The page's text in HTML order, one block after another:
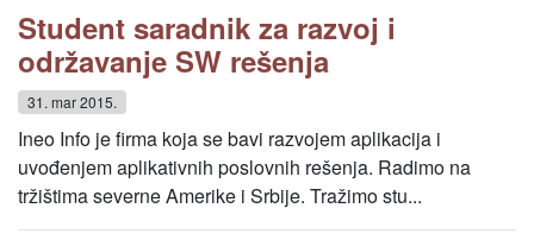
Student saradnik za razvoj i
održavanje SW rešenja
31. mar 2015.
Ineo Info je firma koja se bavi razvojem aplikacija i
uvođenjem aplikativnih poslovnih rešenja. Radimo na
tržištima severne Amerike i Srbije. Tražimo stu...